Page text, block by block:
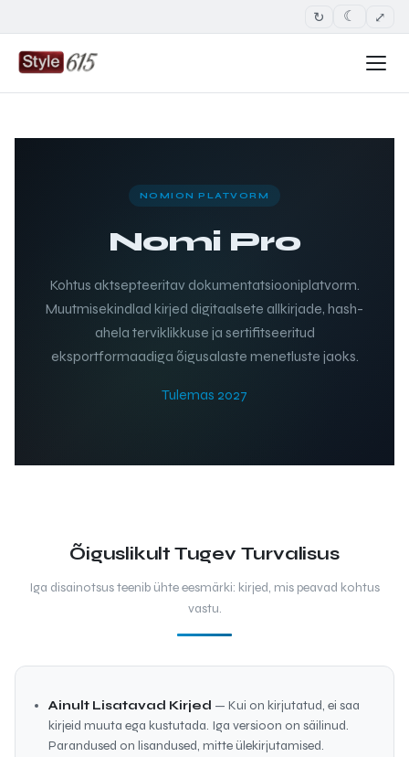
↻ ☾ ⤢
NOMION PLATVORM
Nomi Pro
Kohtus aktsepteeritav dokumentatsiooniplatvorm.
Muutmisekindlad kirjed digitaalsete allkirjade, hash-
ahela terviklikkuse ja sertifitseeritud
eksportformaadiga õigusalaste menetluste jaoks.
Tulemas 2027
Õiguslikult Tugev Turvalisus
Iga disainotsus teenib ühte eesmärki: kirjed, mis peavad kohtus
vastu.
Ainult Lisatavad Kirjed — Kui on kirjutatud, ei saa
kirjeid muuta ega kustutada. Iga versioon on säilinud.
Parandused on lisandused, mitte ülekirjutamised.